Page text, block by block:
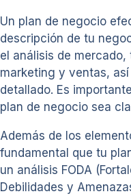
Un plan de negocio
descripción de tu
el análisis de
marketing y ventas,
detallado. Es
plan de negocio sea
Además de los
fundamental que tu
un análisis FODA
Debilidades y